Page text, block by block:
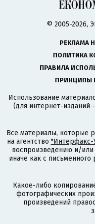
© 2005-2026,
РЕКЛАМА
ПОЛИТИКА
ПРАВИЛА
ПРИНЦИПЫ
Использование
(для интернет-изданий
Все материалы, которые
на агентство "Интерфакс-
воспроизведению и/
иначе как с
Какое-либо
фотографических
произведений